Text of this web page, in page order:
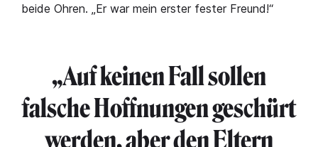
beide Ohren. „Er war mein erster fester Freund!“
„Auf keinen Fall sollen
falsche Hoffnungen geschürt
werden, aber den Eltern